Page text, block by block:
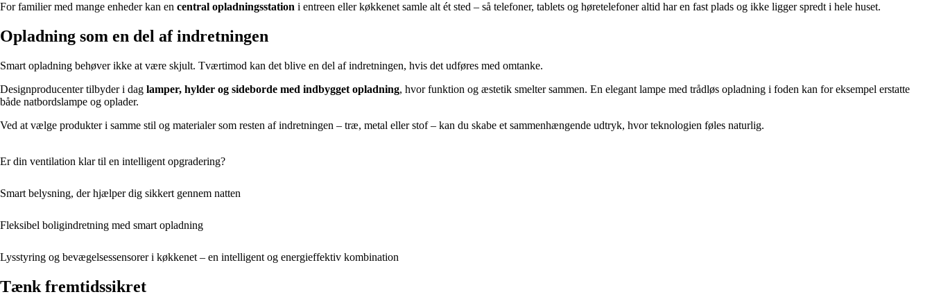
For familier med mange enheder kan en central opladningsstation i entreen eller køkkenet samle alt ét sted – så telefoner, tablets og høretelefoner altid har en fast plads og ikke ligger spredt i hele huset.
Opladning som en del af indretningen
Smart opladning behøver ikke at være skjult. Tværtimod kan det blive en del af indretningen, hvis det udføres med omtanke.
Designproducenter tilbyder i dag lamper, hylder og sideborde med indbygget opladning, hvor funktion og æstetik smelter sammen. En elegant lampe med trådløs opladning i foden kan for eksempel erstatte
både natbordslampe og oplader.
Ved at vælge produkter i samme stil og materialer som resten af indretningen – træ, metal eller stof – kan du skabe et sammenhængende udtryk, hvor teknologien føles naturlig.
Er din ventilation klar til en intelligent opgradering?
Smart belysning, der hjælper dig sikkert gennem natten
Fleksibel boligindretning med smart opladning
Lysstyring og bevægelsessensorer i køkkenet – en intelligent og energieffektiv kombination
Tænk fremtidssikret